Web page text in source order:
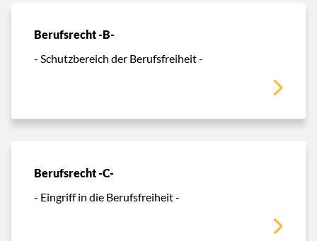
Berufsrecht -B-
- Schutzbereich der Berufsfreiheit -
Berufsrecht -C-
- Eingriff in die Berufsfreiheit -